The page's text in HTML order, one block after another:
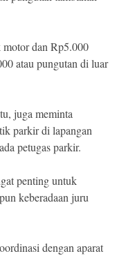
dan Rp5.000
atau pungutan di luar
juga meminta
parkir di lapangan
petugas parkir.
penting untuk
keberadaan juru
dengan aparat